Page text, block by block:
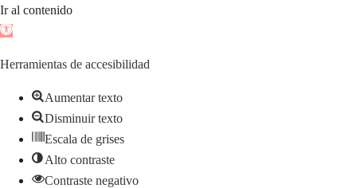
Ir al contenido
Abrir
de
herramientas
Herramientas de accesibilidad
Aumentar texto
Disminuir texto
Escala de grises
Alto contraste
Contraste negativo